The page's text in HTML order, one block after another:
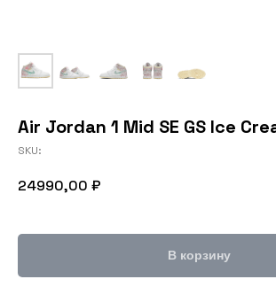
Air Jordan 1 Mid SE GS Ice
SKU:
24990,00 ₽
В корзину